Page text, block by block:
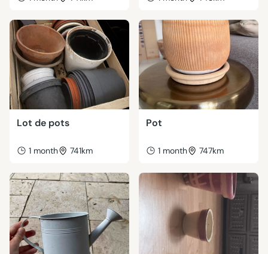
Lot de pots
1 month 741km
Pot
1 month 747km